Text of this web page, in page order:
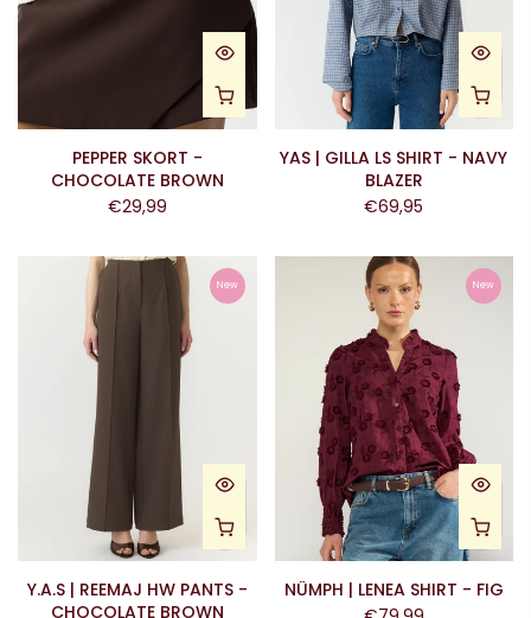
PEPPER SKORT -
CHOCOLATE BROWN
€29,99
YAS | GILLA LS SHIRT - NAVY
BLAZER
€69,95
New
Y.A.S | REEMAJ HW PANTS -
CHOCOLATE BROWN
New
NÜMPH | LENEA SHIRT - FIG